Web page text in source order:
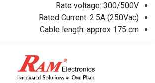
Rate voltage: 300/500V
Rated Current: 2.5A (250Vac)
Cable length: approx 175 cm